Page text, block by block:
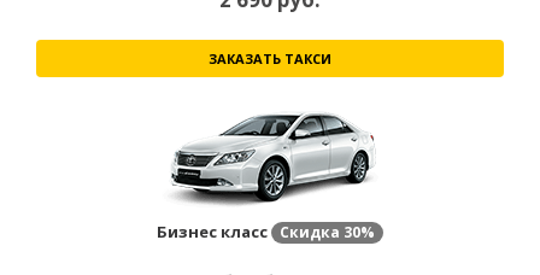
ЗАКАЗАТЬ ТАКСИ
Бизнес класс Скидка 30%